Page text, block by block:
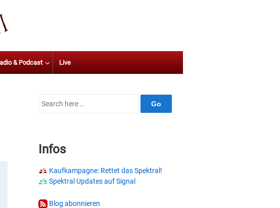
& Podcast Live
Search
Infos
Kaufkampagne: Rettet das Spektral!
Spektral Updates auf Signal
Blog abonnieren